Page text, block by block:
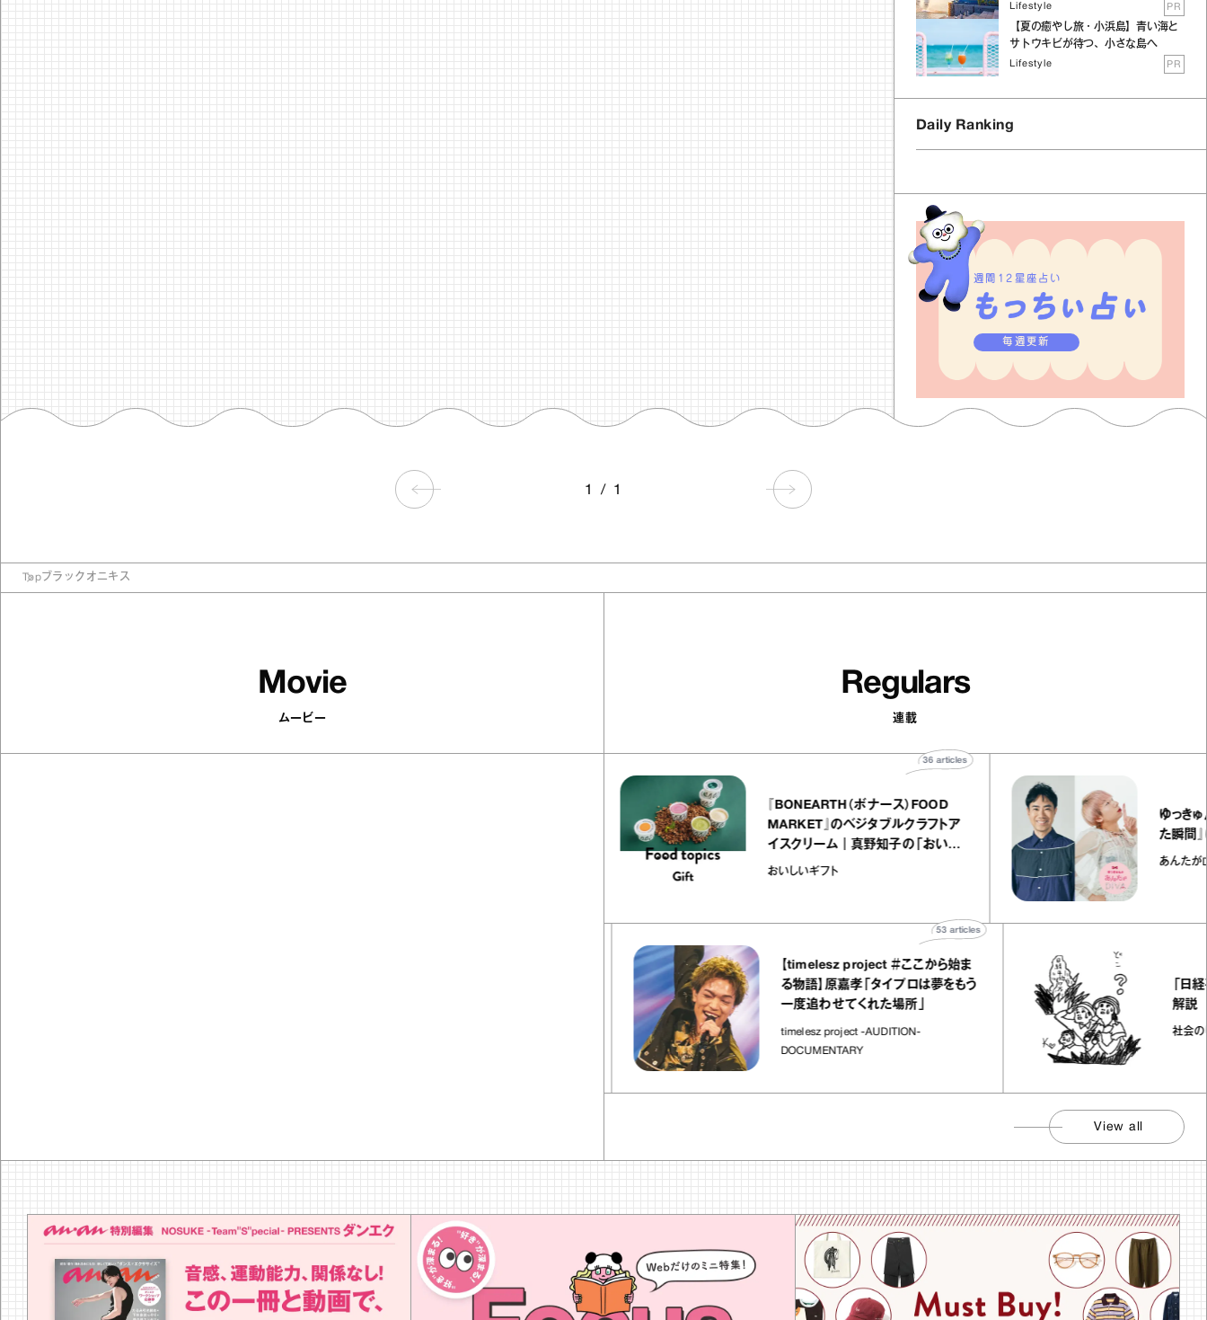
Lifestyle PR
【夏の癒やし旅・小浜島】青い海と
サトウキビが待つ、小さな島へ
Lifestyle PR
Daily Ranking
週間12星座占い
毎週更新
1 / 1
Top ブラックオニキス
Movie
ムービー
Regulars
連載
『BONEARTH（ボナース）FOOD
MARKET』のベジタブルクラフトア
イスクリーム｜真野知子の「おいし
いギフト」
おいしいギフト
36
【timelesz project ＃ここから始ま
る物語】原嘉孝「タイプロは夢をもう
一度追わせてくれた場所」
timelesz project -AUDITION-
DOCUMENTARY
articles
「日経平均7
社会のじかん
View all